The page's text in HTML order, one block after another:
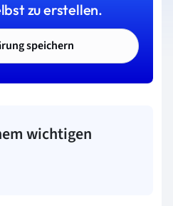
zu erstellen.
speichern
wichtigen